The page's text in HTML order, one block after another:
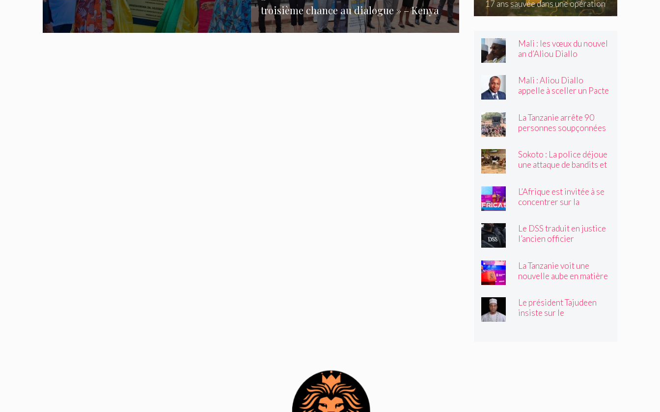
troisième chance au dialogue » – Kenya
17 ans sauvée dans une opération
forestière à Oyo – Nigéria
Mali : les vœux du nouvel
an d’Aliou Diallo
Mali : Aliou Diallo
appelle à sceller un Pacte
La Tanzanie arrête 90
personnes soupçonnées
Sokoto : La police déjoue
une attaque de bandits et
L’Afrique est invitée à se
concentrer sur la
transformation
économique – Tanzanie
Le DSS traduit en justice
l’ancien officier
parrainage du terrorisme
– Nigéria
La Tanzanie voit une
nouvelle aube en matière
fournisseur de matières
premières – Tanzanie
Le président Tajudeen
insiste sur le